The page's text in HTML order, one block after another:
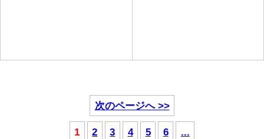
次のページへ >>
1 2 3 4 5 6 ...